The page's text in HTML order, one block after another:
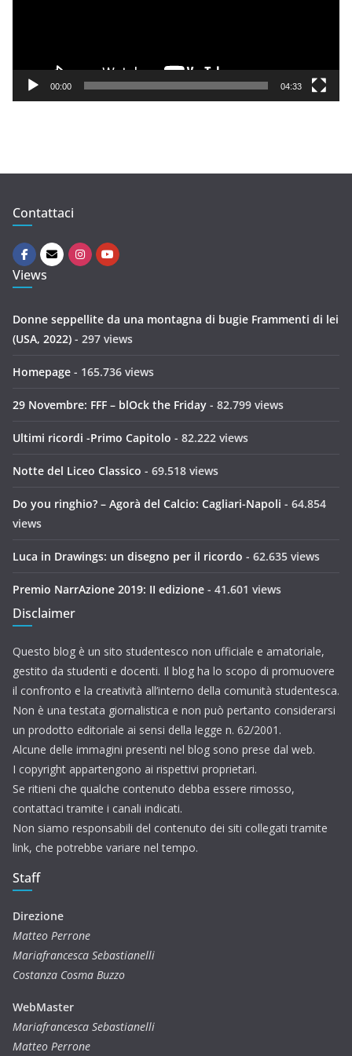
e
00:00 04:33
Contattaci
Views
Donne seppellite da una montagna di bugie Frammenti di lei
(USA, 2022) - 297 views
Homepage - 165.736 views
29 Novembre: FFF – blOck the Friday - 82.799 views
Ultimi ricordi -Primo Capitolo - 82.222 views
Notte del Liceo Classico - 69.518 views
Do you ringhio? – Agorà del Calcio: Cagliari-Napoli - 64.854
views
Luca in Drawings: un disegno per il ricordo - 62.635 views
Premio NarrAzione 2019: II edizione - 41.601 views
Disclaimer
Questo blog è un sito studentesco non ufficiale e amatoriale,
gestito da studenti e docenti. Il blog ha lo scopo di promuovere
il confronto e la creatività all’interno della comunità studentesca.
Non è una testata giornalistica e non può pertanto considerarsi
un prodotto editoriale ai sensi della legge n. 62/2001.
Alcune delle immagini presenti nel blog sono prese dal web.
I copyright appartengono ai rispettivi proprietari.
Se ritieni che qualche contenuto debba essere rimosso,
contattaci tramite i canali indicati.
Non siamo responsabili del contenuto dei siti collegati tramite
link, che potrebbe variare nel tempo.
Staff
Direzione
Matteo Perrone
Mariafrancesca Sebastianelli
Costanza Cosma Buzzo
WebMaster
Mariafrancesca Sebastianelli
Matteo Perrone